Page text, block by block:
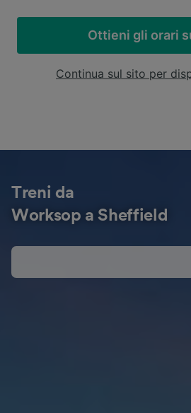
Ottieni gli orari
Continua sul sito per
Treni da
Worksop a Sheffield